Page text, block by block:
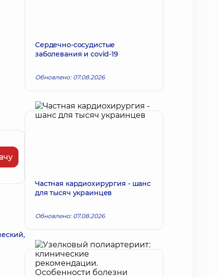
Сердечно-сосудистые
заболевания и covid-19
Обновлено: 07.08.2026
Частная кардиохирургия - шанс
для тысяч украинцев
Обновлено: 07.08.2026